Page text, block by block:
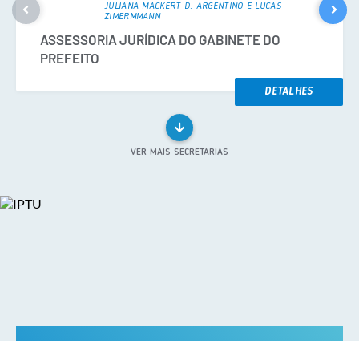
JULIANA MACKERT D. ARGENTINO E LUCAS
ZIMERMMANN
ASSESSORIA JURÍDICA DO GABINETE DO
PREFEITO
DETALHES
VER MAIS SECRETARIAS